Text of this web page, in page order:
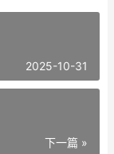
2025-10-31
下一篇 »